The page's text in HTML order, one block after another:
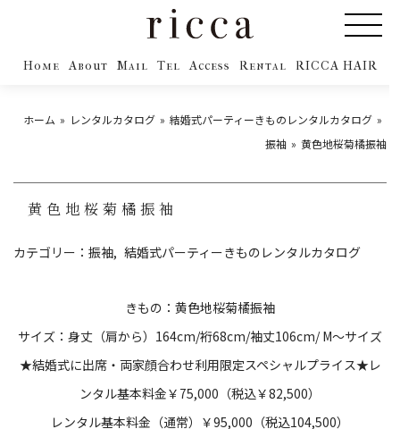
Home About Mail Tel Access Rental RICCA HAIR
ホーム レンタルカタログ
結婚式パーティーきものレンタルカタログ
振袖
黄色地桜菊橘振袖
黄色地桜菊橘振袖
カテゴリー： 振袖 結婚式パーティーきものレンタルカタログ
きもの：黄色地桜菊橘振袖
サイズ：身丈（肩から） 164cm/裄68cm/袖丈106cm/ M〜サイズ
★結婚式に出席・両家顔合わせ利用限定スペシャルプライス★レ
ンタル基本料金￥75,000（税込￥82,500）
レンタル基本料金（通常）￥95,000（税込104,500）